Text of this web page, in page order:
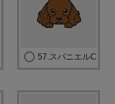
57.スパニエルC